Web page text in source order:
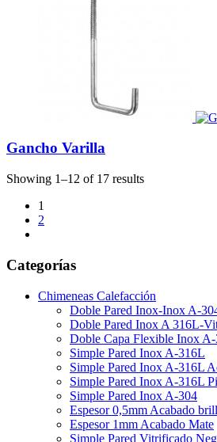
Gancho Varilla
Showing 1–12 of 17 results
1
2
Categorías
Chimeneas Calefacción
Doble Pared Inox-Inox A-
Doble Pared Inox A 316L-
Doble Capa Flexible Inox
Simple Pared Inox A-316L
Simple Pared Inox A-316L
Simple Pared Inox A-316L
Simple Pared Inox A-304
Espesor 0,5mm Acabado
Espesor 1mm Acabado Mate
Simple Pared Vitrificado